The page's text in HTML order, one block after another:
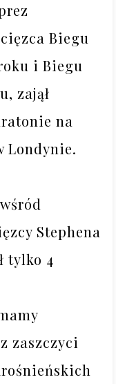
Biegu
i Biegu
zajął
na
Londynie.
Stephena
tylko 4
zaszczyci